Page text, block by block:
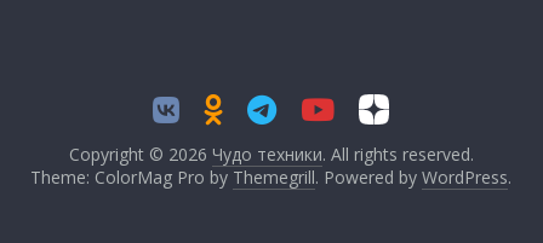
Copyright © 2026 Чудо техники. All rights reserved.
Theme: ColorMag Pro by Themegrill. Powered byWordPress.